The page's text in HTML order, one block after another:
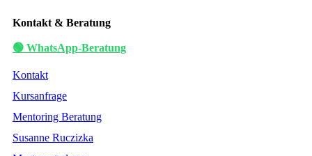
Kontakt & Beratung
🟢 WhatsApp-Beratung
Kontakt
Kursanfrage
Mentoring Beratung
Susanne Ruczizka